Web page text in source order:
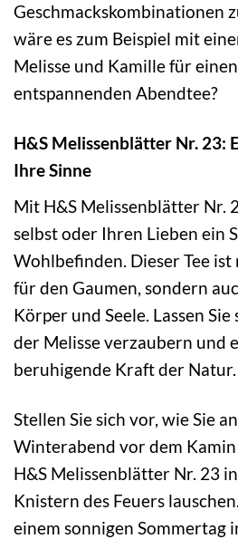
Geschmackskombinationen
wäre es zum Beispiel mit
Melisse und Kamille für
entspannenden Abendtee?
H&S Melissenblätter Nr. 23:
Ihre Sinne
Mit H&S Melissenblätter Nr.
selbst oder Ihren Lieben ein
Wohlbefinden. Dieser Tee
für den Gaumen, sondern
Körper und Seele. Lassen
der Melisse verzaubern und
beruhigende Kraft der Natur.
Stellen Sie sich vor, wie Sie
Winterabend vor dem Kamin
H&S Melissenblätter Nr. 23
Knistern des Feuers
einem sonnigen Sommertag